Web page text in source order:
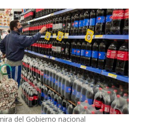
del Gobierno nacional